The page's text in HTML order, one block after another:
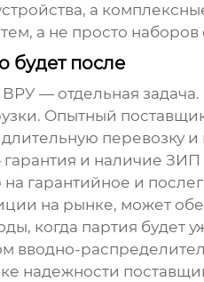
, а
а не просто наборов
будет после
— отдельная
Опытный
перевозку
и наличие
гарантийное и
на рынке, может
когда партия будет
вводно-
надежности